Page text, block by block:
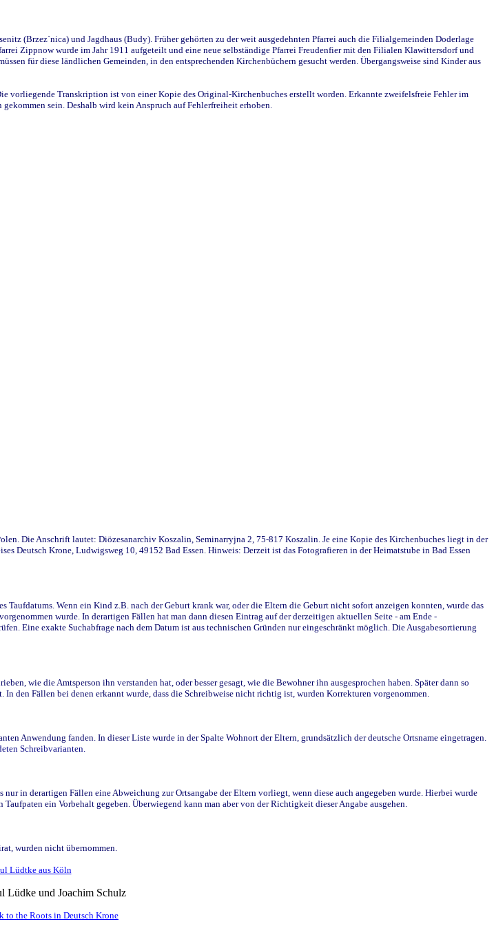
(Brzez`nica) und Jagdhaus (Budy). Früher gehörten zu der weit ausgedehnten Pfarrei auch die Filialgemeinden Doderlage
Zippnow wurde im Jahr 1911 aufgeteilt und eine neue selbständige Pfarrei Freudenfier mit den Filialen Klawittersdorf und
für diese ländlichen Gemeinden, in den entsprechenden Kirchenbüchern gesucht werden. Übergangsweise sind Kinder aus
vorliegende Transkription ist von einer Kopie des Original-Kirchenbuches erstellt worden. Erkannte zweifelsfreie Fehler im
sein. Deshalb wird kein Anspruch auf Fehlerfreiheit erhoben.
Die Anschrift lautet: Diözesanarchiv Koszalin, Seminarryjna 2, 75-817 Koszalin. Je eine Kopie des Kirchenbuches liegt in der
Deutsch Krone, Ludwigsweg 10, 49152 Bad Essen. Hinweis: Derzeit ist das Fotografieren in der Heimatstube in Bad Essen
Wenn ein Kind z.B. nach der Geburt krank war, oder die Eltern die Geburt nicht sofort anzeigen konnten, wurde das
wurde. In derartigen Fällen hat man dann diesen Eintrag auf der derzeitigen aktuellen Seite - am Ende -
Eine exakte Suchabfrage nach dem Datum ist aus technischen Gründen nur eingeschränkt möglich. Die Ausgabesortierung
wie die Amtsperson ihn verstanden hat, oder besser gesagt, wie die Bewohner ihn ausgesprochen haben. Später dann so
den Fällen bei denen erkannt wurde, dass die Schreibweise nicht richtig ist, wurden Korrekturen vorgenommen.
Anwendung fanden. In dieser Liste wurde in der Spalte Wohnort der Eltern, grundsätzlich der deutsche Ortsname eingetragen.
Schreibvarianten.
in derartigen Fällen eine Abweichung zur Ortsangabe der Eltern vorliegt, wenn diese auch angegeben wurde. Hierbei wurde
ein Vorbehalt gegeben. Überwiegend kann man aber von der Richtigkeit dieser Angabe ausgehen.
wurden nicht übernommen.
Lüdtke aus Köln
Lüdke und Joachim Schulz
to the Roots in Deutsch Krone